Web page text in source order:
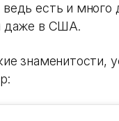
есть и много
даже в США.
знаменитости,